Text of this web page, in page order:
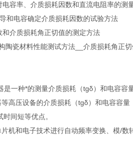
容率、介质损耗因数和直流电阻率的测
和电容确定介质损耗因数的试验方法
介质损耗角正切值的测定方法
陶瓷材料性能测试方法__介质损耗角正
是一种*的测量介质损耗（tgδ）和电容容
高压设备的介质损耗（tgδ）和电容容
间短等优点。
机和电子技术进行自动频率变换、模/数